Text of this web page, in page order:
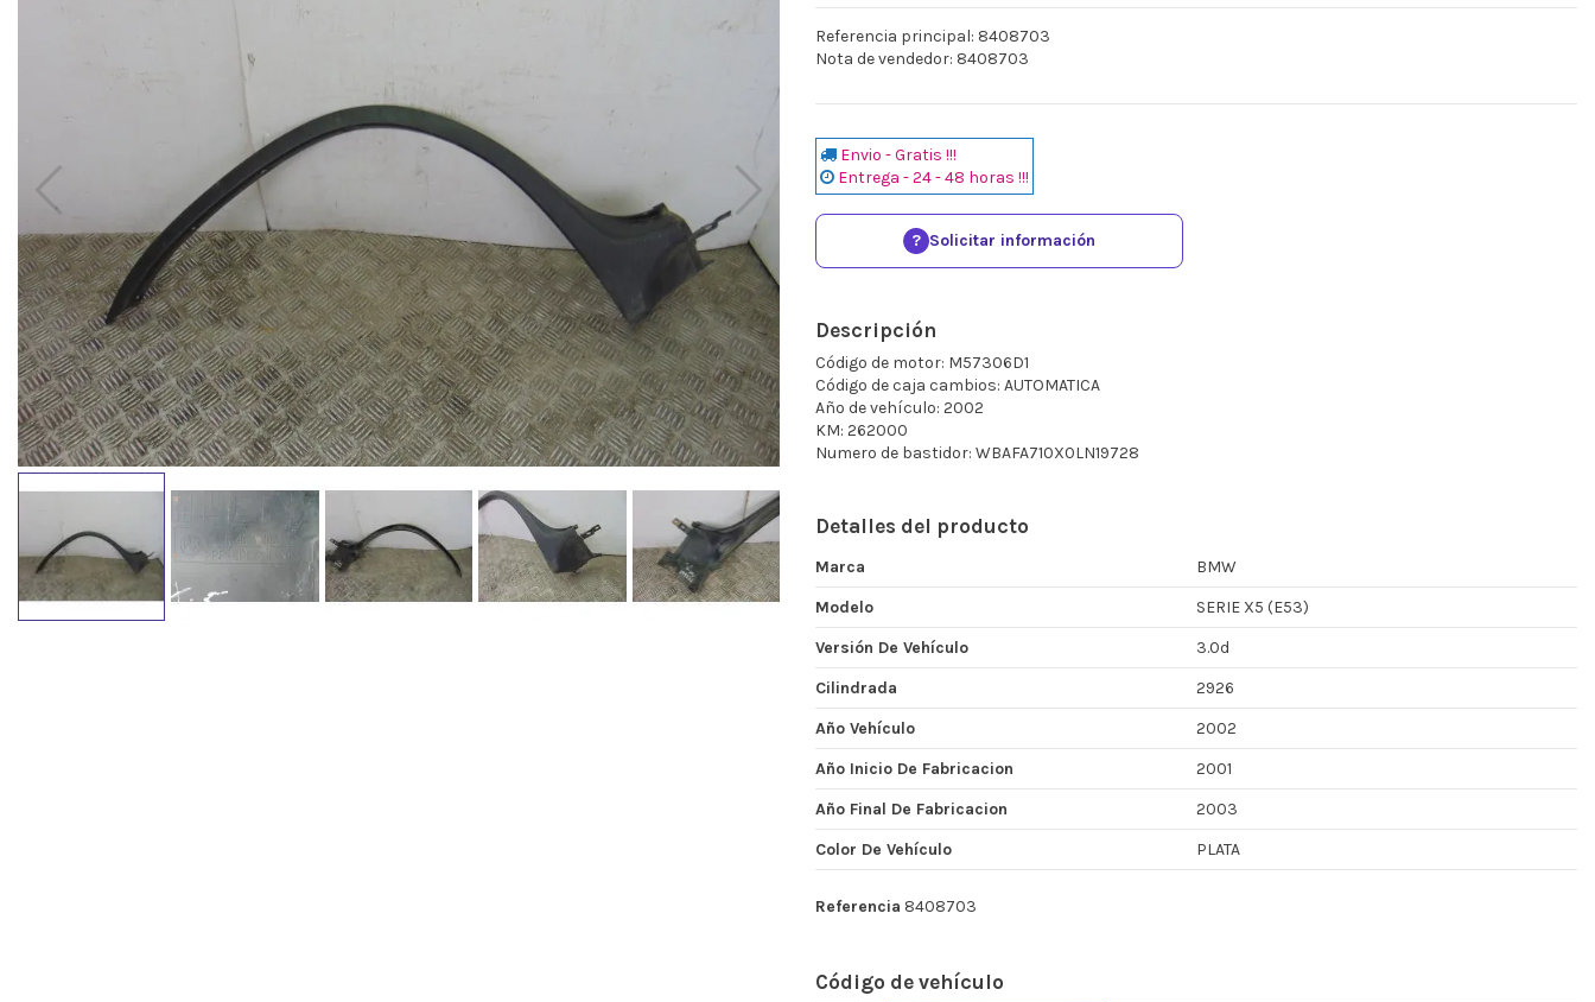
Referencia principal: 8408703
Nota de vendedor: 8408703
Envio - Gratis !!!
Entrega - 24 - 48 horas !!!
? Solicitar información
Descripción
Código de motor: M57306D1
Código de caja cambios: AUTOMATICA
Año de vehículo: 2002
KM: 262000
Numero de bastidor: WBAFA710X0LN19728
Detalles del producto
Marca
BMW
Modelo
SERIE X5 (E53)
Versión De Vehículo
3.0d
Cilindrada
2926
Año Vehículo
2002
Año Inicio De Fabricacion
2001
Año Final De Fabricacion
2003
Color De Vehículo
PLATA
Referencia 8408703
Código de vehículo